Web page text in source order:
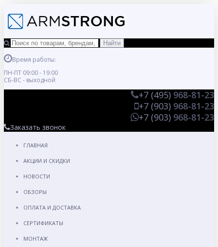
Время работы:
ПН-ПТ 09:00 - 19:00
СБ-ВС - выходной
+7 (495) 968-81-23
+7 (903) 968-81-23
+7 (903) 968-81-23
Заказать звонок
ГЛАВНАЯ
АКЦИИ И СКИДКИ
НОВОСТИ
ОБЗОРЫ
ОПЛАТА И ДОСТАВКА
СЕРТИФИКАТЫ
МОНТАЖ